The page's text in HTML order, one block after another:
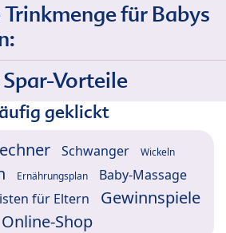
für Babys
Vorteile
geklickt
Schwanger Wickeln
Ernährungsplan Baby-Massage
für Eltern
Gewinnspiele
Online-Shop